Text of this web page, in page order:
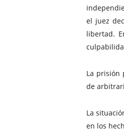
el juez
libertad.
La prisión
de
La
en los